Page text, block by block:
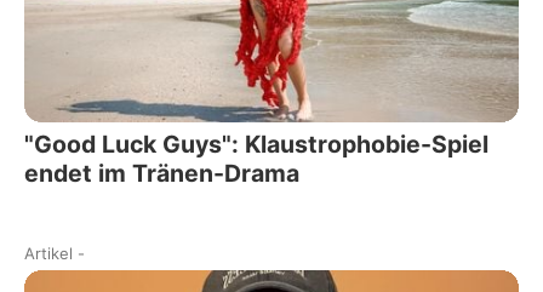
"Good Luck Guys": Klaustrophobie-Spiel
endet im Tränen-Drama
Artikel -